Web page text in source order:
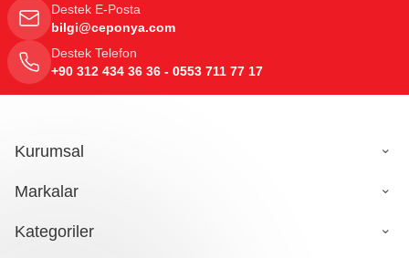
Destek E-Posta
bilgi@ceponya.com
Destek Telefon
+90 312 434 36 36 - 0553 711 77 17
Kurumsal
Markalar
Kategoriler